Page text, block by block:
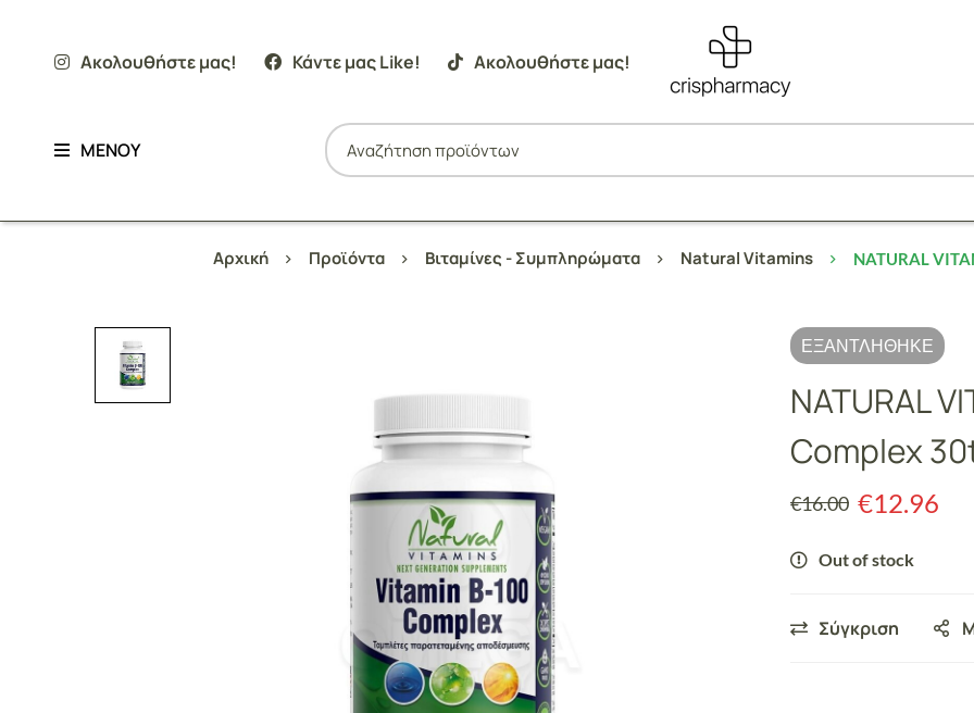
ΜΕΝΟΥ
Ακολουθήστε μας! Κάντε μας Like! Ακολουθήστε μας!
Αρχική Προϊόντα Βιταμίνες - Συμπληρώματα Natural Vitamins NATURAL
ΕΞΑΝΤΛΉΘΗΚΕ
NATURAL
Complex
€16.00 €12.96
Out of stock
Σύγκριση